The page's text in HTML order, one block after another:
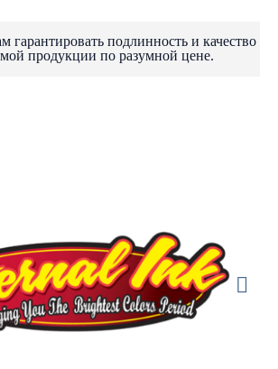
гарантировать подлинность и качество
продукции по разумной цене.